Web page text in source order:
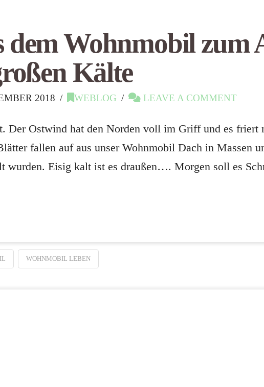
dem Wohnmobil zum
Kälte
2018 WEBLOG LEAVE A COMMENT
Der Ostwind hat den Norden voll im Griff und es friert
fallen auf aus unser Wohnmobil Dach in Massen
wurden. Eisig kalt ist es draußen…. Morgen soll es
WOHNMOBIL LEBEN